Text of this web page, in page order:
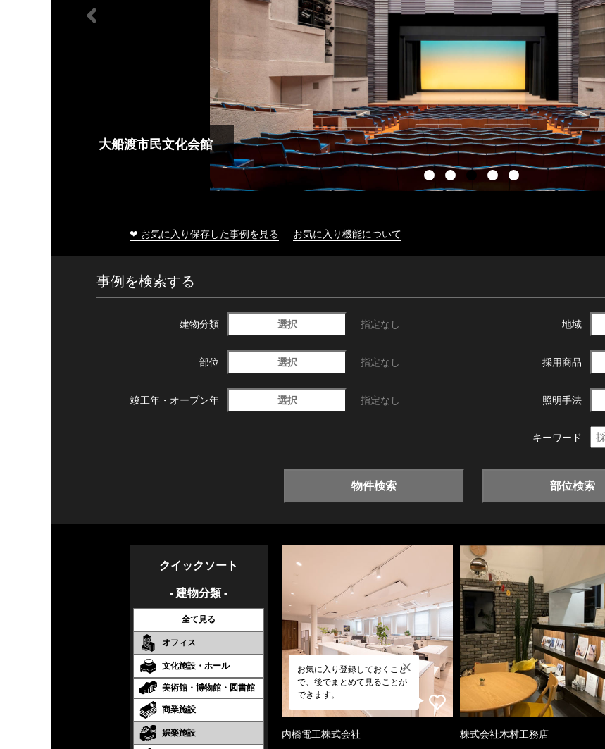
大船渡市民文化会館
❤ お気に入り保存した事例を見る お気に入り機能について
事例を検索する
建物分類 選択 指定なし 地域
部位 選択 指定なし 採用商品
竣工年・ オープン年 選択 指定なし 照明手法
キーワード
物件検索 部位検索
クイックソート
- 建物分類 -
全て見る
オフィス
文化施設・ホール
美術館・博物館・図書館
商業施設
娯楽施設
お気に入り登録しておくこと
で、後でまとめて見ることが
できます。
内橋電工株式会社 株式会社木村工務店